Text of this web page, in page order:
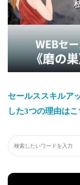
セールススキルア
した3つの理由はこ